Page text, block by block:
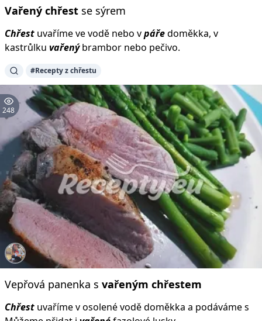
Vařený chřest se sýrem
Chřest uvaříme ve vodě nebo vpáředoměkka, v
kastrůlku vařenýbrambor nebo pečivo.
#Recepty z chřestu
248
Vepřová panenka s vařeným chřestem
Chřest uvaříme v osolené vodě doměkka a podáváme s